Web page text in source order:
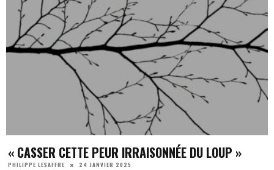
« CASSER CETTE PEUR IRRAISONNÉE DU LOUP »
PHILIPPE LESAFFRE 24 JANVIER 2025